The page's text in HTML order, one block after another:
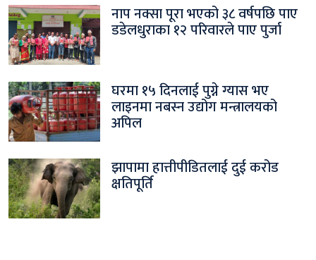
नाप नक्सा पूरा भएको ३८ वर्षपछि पाए
डडेलधुराका १२ परिवारले पाए पुर्जा
घरमा १५ दिनलाई पुग्ने ग्यास भए
लाइनमा नबस्न उद्योग मन्त्रालयको
अपिल
झापामा हात्तीपीडितलाई दुई करोड
क्षतिपूर्ति